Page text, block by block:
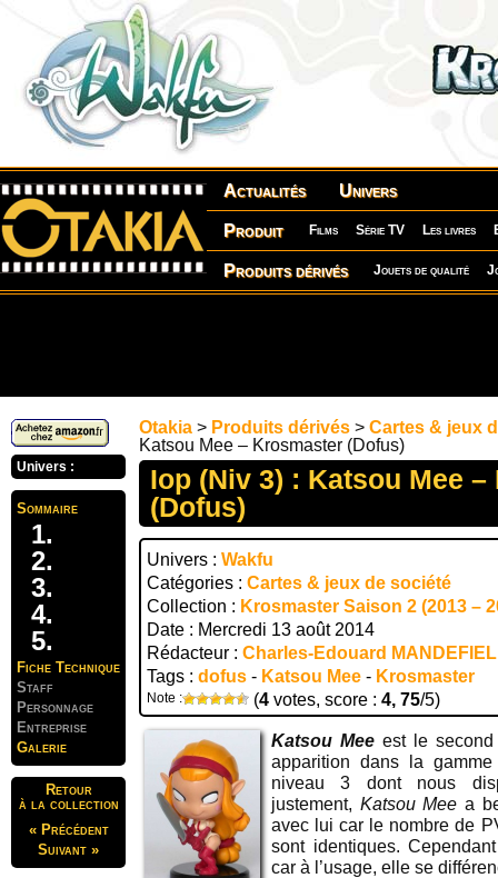
Actualités Univers
Produit Films Série TV Les livres
Produits dérivés Jouets de qualité
Univers :
Sommaire
Fiche Technique
Staff
Personnage
Entreprise
Galerie
Retour
à la collection
« Précédent
Suivant »
Otakia > Produits dérivés > Cartes & jeux
Katsou Mee – Krosmaster (Dofus)
Iop (Niv 3) : Katsou Mee
(Dofus)
Univers : Wakfu
Catégories : Cartes & jeux de société
Collection : Krosmaster Saison 2 (2013 –
Date : Mercredi 13 août 2014
Rédacteur : Charles-Edouard
Tags : dofus - Katsou Mee - Krosmaster
Note : (4 votes, score : 4, 75/5)
Katsou Meeest le second
apparition dans la
niveau 3 dont nous
justement, Katsou Mee a
avec lui car le nombre de
sont identiques.
car à l’usage, elle se